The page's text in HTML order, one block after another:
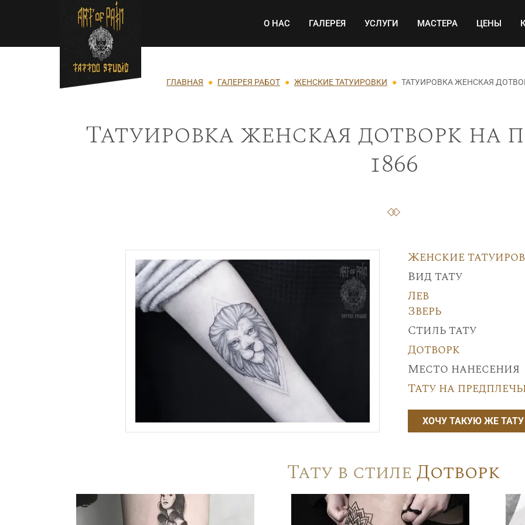
Перейти к основному содержанию Основная навигация
О НАС ГАЛЕРЕЯ УСЛУГИ МАСТЕРА ЦЕНЫ
Строка навигации
ГЛАВНАЯ ГАЛЕРЕЯ РАБОТ ЖЕНСКИЕ ТАТУИРОВКИ ТАТУИРОВКА ЖЕНСКАЯ
Татуировка женская дотворк на
1866
Женские
Вид тату
Лев
Зверь
Стиль тату
Дотворк
Место нанесения
Тату на
ХОЧУ ТАКУЮ ЖЕ ТАТУ
Тату в стиле Дотворк